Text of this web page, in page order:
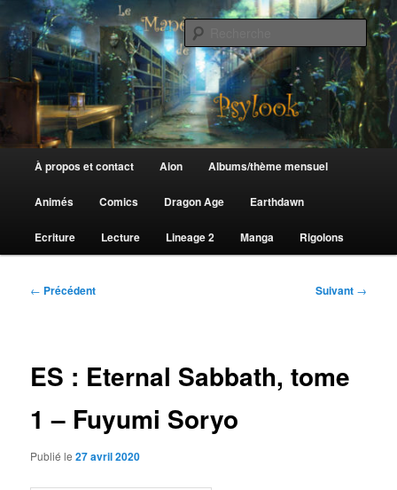
au
contenu
principalLe Manège de Psylook
principal
À propos et contact Aion Albums/thème mensuel
Animés Comics Dragon Age Earthdawn
Ecriture Lecture Lineage 2 Manga Rigolons
Navigation
← Précédent Suivant →
ES : Eternal Sabbath, tome
1 – Fuyumi Soryo
Publié le27 avril 2020